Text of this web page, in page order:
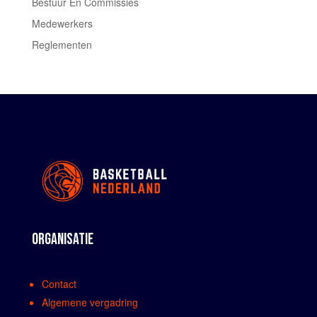
Medewerkers
Reglementen
ORGANISATIE
Contact
Algemene vergadring